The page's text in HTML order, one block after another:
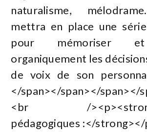
naturalisme,
mettra en place une
pour mémoriser
organiquement les
de voix de son
</span></span></span></
<br /
pédagogiques :</